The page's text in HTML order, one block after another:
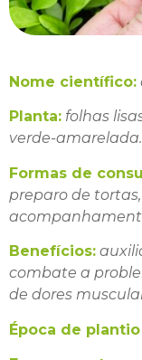
Nome científico:
Planta: folhas
verde-
Formas de
preparo de
Benefícios:
combate a
de dores
Época de